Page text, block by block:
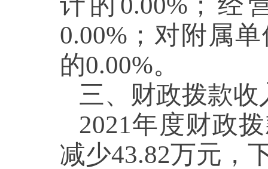
0.00%；对附属
的0.00%。
三、财政拨款
2021年度财政
减少43.82万元，